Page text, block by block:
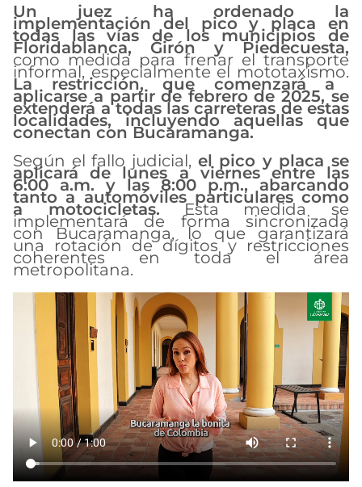
Un juez ha ordenado la
implementación del pico y placa en
todas las vías de los municipios de
Floridablanca, Girón y Piedecuesta,
como medida para frenar el transporte
informal, especialmente el mototaxismo.
La restricción, que comenzará a
aplicarse a partir de febrero de 2025, se
extenderá a todas las carreteras de estas
localidades, incluyendo aquellas que
conectan con Bucaramanga.
Según el fallo judicial, el pico y placa se
aplicará de lunes a viernes entre las
6:00 a.m. y las 8:00 p.m., abarcando
tanto a automóviles particulares como
a motocicletas.Esta medida se
implementará de forma sincronizada
con Bucaramanga, lo que garantizará
una rotación de dígitos y restricciones
coherentes en toda el área
metropolitana.